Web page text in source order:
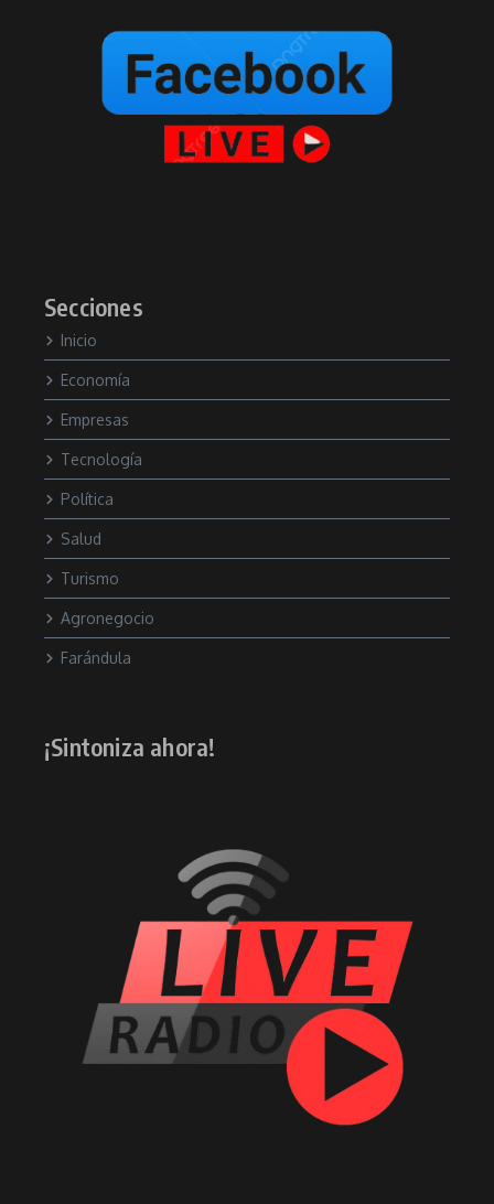
Secciones
Inicio
Economía
Empresas
Tecnología
Política
Salud
Turismo
Agronegocio
Farándula
¡Sintoniza ahora!